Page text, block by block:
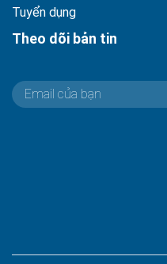
Tuyển dụng
Theo dõi bản tin